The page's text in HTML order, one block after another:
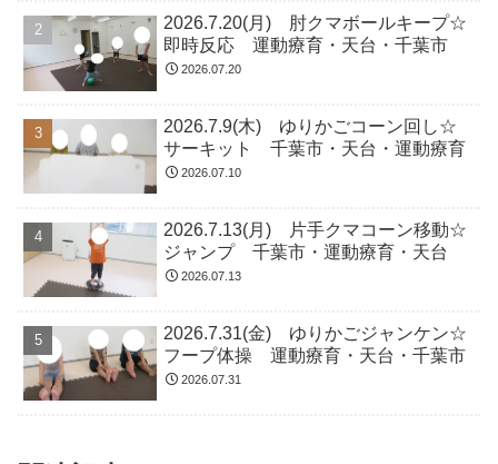
2026.7.20(月) 肘クマボールキープ☆
即時反応 運動療育・天台・千葉市
2026.07.20
2026.7.9(木) ゆりかごコーン回し☆
サーキット 千葉市・天台・運動療育
2026.07.10
2026.7.13(月) 片手クマコーン移動☆
ジャンプ 千葉市・運動療育・天台
2026.07.13
2026.7.31(金) ゆりかごジャンケン☆
フープ体操 運動療育・天台・千葉市
2026.07.31